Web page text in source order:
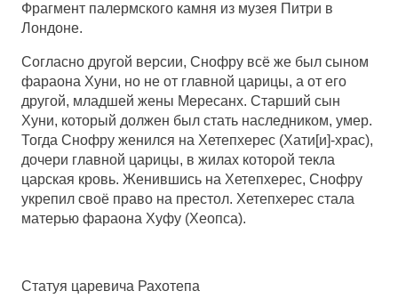
Фрагмент палермского камня из музея Питри в
Лондоне.
Согласно другой версии, Снофру всё же был сыном
фараона Хуни, но не от главной царицы, а от его
другой, младшей жены Мересанх. Старший сын
Хуни, который должен был стать наследником, умер.
Тогда Снофру женился на Хетепхерес (Хати[и]-храс),
дочери главной царицы, в жилах которой текла
царская кровь. Женившись на Хетепхерес, Снофру
укрепил своё право на престол. Хетепхерес стала
матерью фараона Хуфу (Хеопса).
Статуя царевича Рахотепа